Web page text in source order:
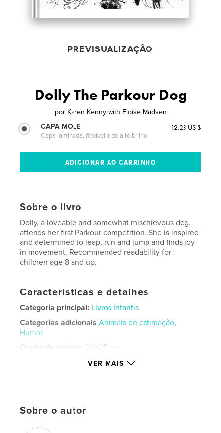
PREVISUALIZAÇÃO
Dolly The Parkour Dog
por Karen Kenny with Eloise Madsen
CAPA MOLE
Capa laminada, flexível e de alto brilho
12.23 US $
Sobre o livro
Dolly, a loveable and somewhat mischievous dog,
attends her first Parkour competition. She is inspired
and determined to leap, run and jump and finds joy
in movement. Recommended readability for
children age 8 and up.
Características e detalhes
Categoria principal: Livros Infantis
Categorias adicionais Animais de estimação,
Humor
Opção de projeto:
20×25 cm
IdiomaEnglish
Palavras-chavee
VER MAIS
Sobre o autor